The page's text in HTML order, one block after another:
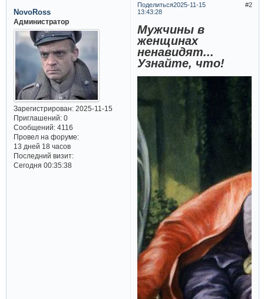
Поделиться 2
2025-11-15
13:43:28
NovoRoss
Администратор
Зарегистрирован: 2025-11-15
Приглашений:0
Сообщений:4116
Провел на форуме:
13 дней 18 часов
Последний визит:
Сегодня 00:35:38
Мужчины в
женщинах
ненавидят...
Узнайте, что!